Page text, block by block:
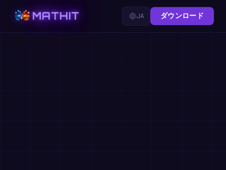
MATHIT JA ダウンロード